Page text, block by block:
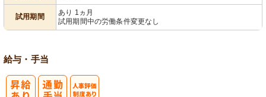
試用期間
あり 1ヵ月
試用期間中の労働条件変更なし
給与・手当